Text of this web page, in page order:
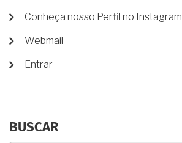
CONTA
DE
Conheça nosso Perfil no Instagram
Webmail
Entrar
BUSCAR